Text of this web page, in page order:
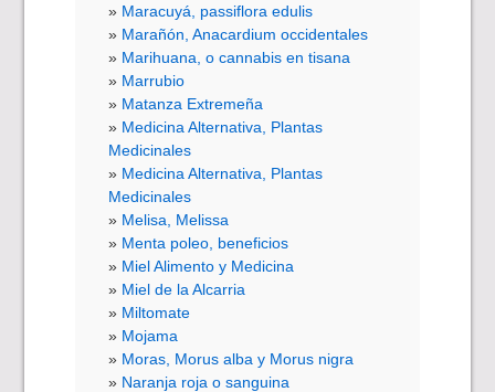
Maracuyá, passiflora edulis
Marañón, Anacardium occidentales
Marihuana, o cannabis en tisana
Marrubio
Matanza Extremeña
Medicina Alternativa, Plantas
Medicinales
Medicina Alternativa, Plantas
Medicinales
Melisa, Melissa
Menta poleo, beneficios
Miel Alimento y Medicina
Miel de la Alcarria
Miltomate
Mojama
Moras, Morus alba y Morus nigra
Naranja roja o sanguina